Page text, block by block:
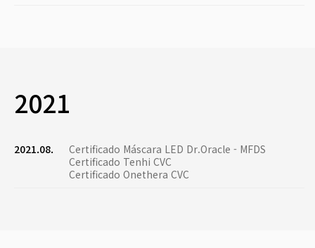
2021
2021.08.
Certificado Máscara LED Dr.Oracle - MFDS
Certificado Tenhi CVC
Certificado Onethera CVC